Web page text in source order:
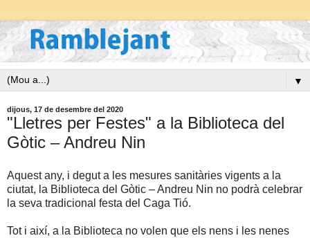
▼
dijous, 17 de desembre del 2020
"Lletres per Festes" a la Biblioteca del
Gòtic – Andreu Nin
Aquest any, i degut a les mesures sanitàries vigents a la
ciutat, la Biblioteca del Gòtic – Andreu Nin no podrà celebrar
la seva tradicional festa del Caga Tió.
Tot i així, a la Biblioteca no volen que els nens i les nenes